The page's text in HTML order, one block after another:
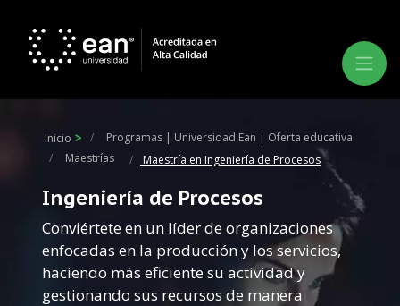
Inicio
Programas | Universidad Ean | Oferta educativa
Maestrías
Maestría en Ingeniería de Procesos
Ingeniería de Procesos
Conviértete en un líder de organizaciones
enfocadas en la producción y los servicios,
haciendo más eficiente su actividad y
gestionando sus recursos de manera